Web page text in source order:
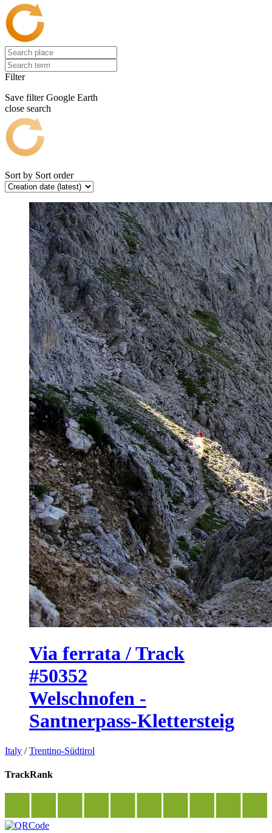
Filter
Save filter Google Earth
close search
Sort by Sort order
Via ferrata / Track
#50352
Welschnofen -
Santnerpass-Klettersteig
Italy /Trentino-Südtirol
TrackRank